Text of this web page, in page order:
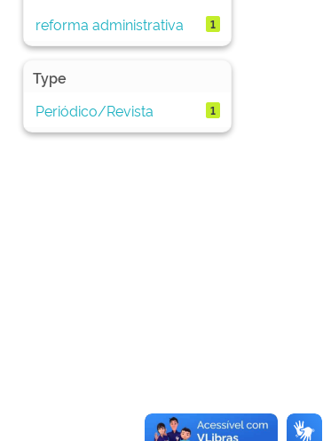
reforma administrativa 1
Type
Periódico/Revista
1